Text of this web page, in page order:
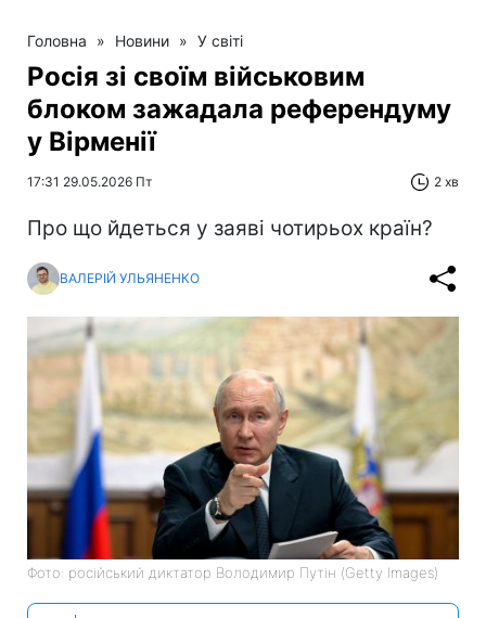
Головна » Новини » У світі
Росія зі своїм військовим
блоком зажадала референдуму
у Вірменії
17:31 29.05.2026 Пт 2 хв
Про що йдеться у заяві чотирьох країн?
ВАЛЕРІЙ УЛЬЯНЕНКО
Фото: російський диктатор Володимир Путін (Getty Images)